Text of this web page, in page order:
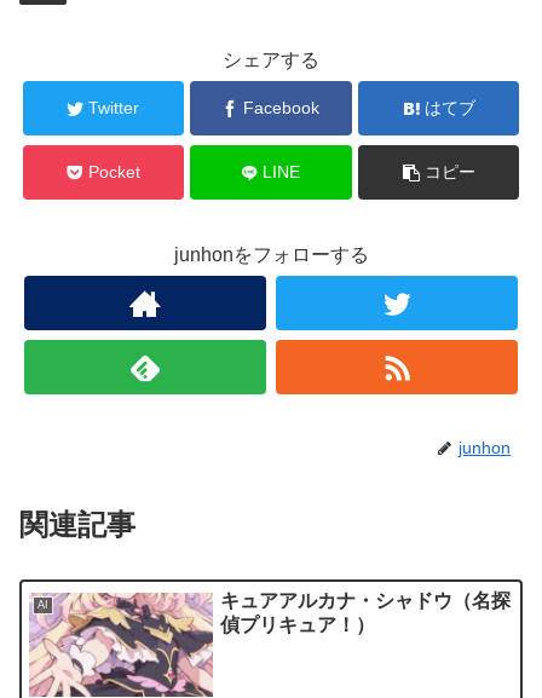
シェアする
Twitter Facebook はてブ
Pocket LINE コピー
junhonをフォローする
junhon
関連記事
AI
キュアアルカナ・シャドウ（名探
偵プリキュア！）